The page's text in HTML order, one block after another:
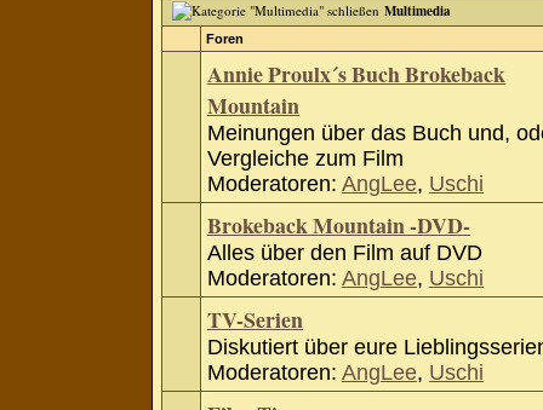
Multimedia
Foren
Annie Proulx´s Buch Brokeback
Mountain
Meinungen über das Buch und,
Vergleiche zum Film
Moderatoren: AngLee, Uschi
Brokeback Mountain -DVD-
Alles über den Film auf DVD
Moderatoren: AngLee, Uschi
TV-Serien
Diskutiert über eure
Moderatoren: AngLee, Uschi